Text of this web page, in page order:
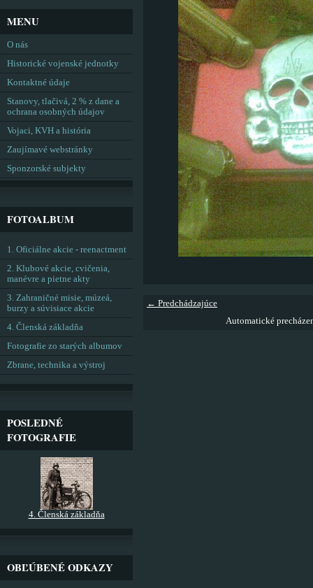
← Predchádzajúce
Automatické
MENU
O nás
Historické vojenské jednotky
Kontaktné údaje
Stanovy, tlačivá, 2 % z dane a
ochrana osobných údajov
Vojaci, KVH a história
Zaujímavé webstránky
Sponzorské subjekty
FOTOALBUM
1. Oficiálne akcie - reenactment
2. Klubové akcie, cvičenia,
manévre a pietne akty
3. Zahraničné misie, múzeá,
burzy a súvisiace akcie
4. Členská základňa
Fotografie zo starých albumov
Zbrane, technika a výstroj
POSLEDNÉ
FOTOGRAFIE
4. Členská základňa
OBĽÚBENÉ ODKAZY